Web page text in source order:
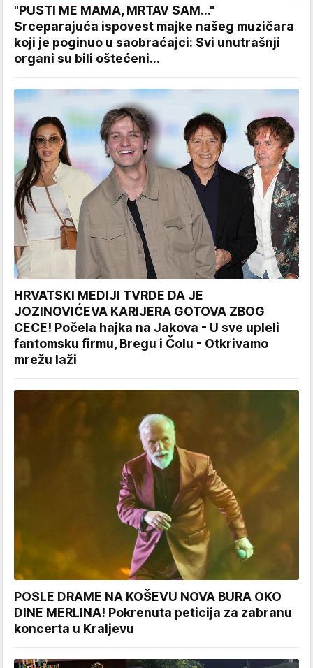
"PUSTI ME MAMA, MRTAV SAM..."
Srceparajuća ispovest majke našeg muzičara
koji je poginuo u saobraćajci: Svi unutrašnji
organi su bili oštećeni...
HRVATSKI MEDIJI TVRDE DA JE
JOZINOVIĆEVA KARIJERA GOTOVA ZBOG
CECE! Počela hajka na Jakova - U sve upleli
fantomsku firmu, Bregu i Čolu - Otkrivamo
mrežu laži
POSLE DRAME NA KOŠEVU NOVA BURA OKO
DINE MERLINA! Pokrenuta peticija za zabranu
koncerta u Kraljevu